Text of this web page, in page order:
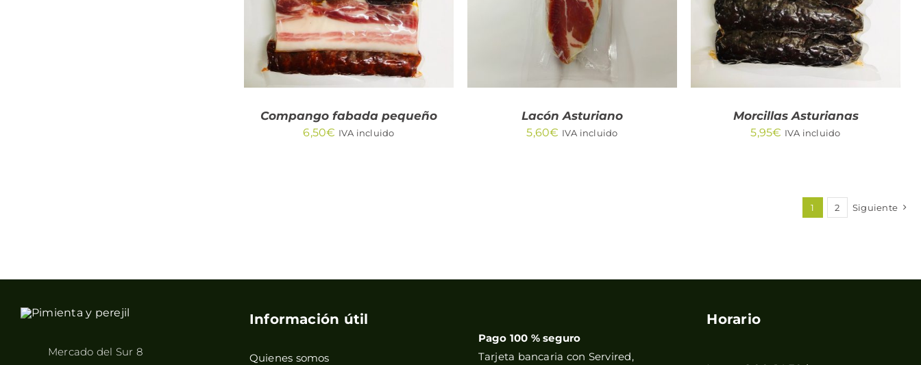
Compango fabada pequeño
6,50€ IVA incluido
Lacón Asturiano
5,60€ IVA incluido
Morcillas Asturianas
5,95€ IVA incluido
1 2 Siguiente
Mercado del Sur 8
Información útil
Quienes somos
Pago 100 % seguro
Tarjeta bancaria con Servired,
Horario